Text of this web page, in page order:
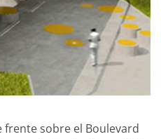
frente sobre el Boulevard